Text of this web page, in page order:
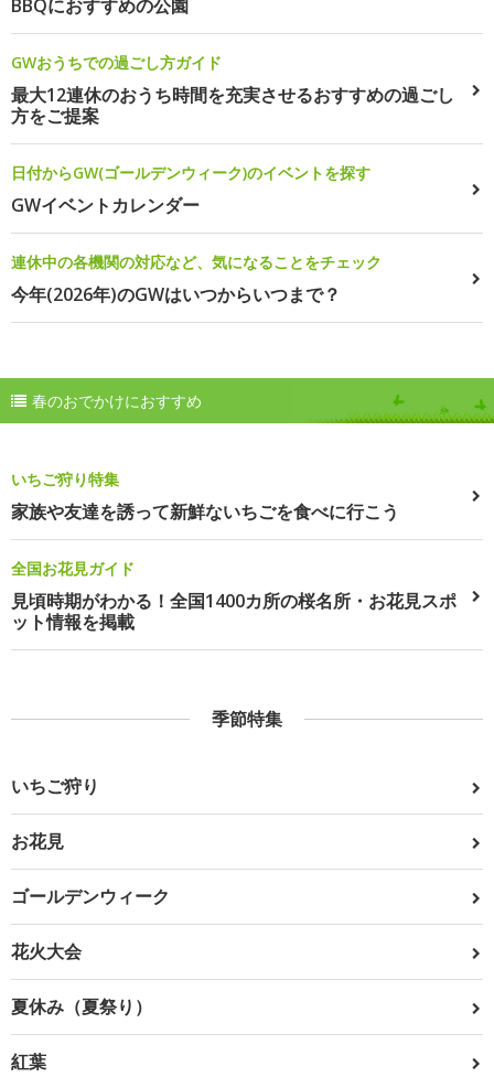
BBQにおすすめの公園
GWおうちでの過ごし方ガイド
最大12連休のおうち時間を充実させるおすすめの過ごし
方をご提案
日付からGW(ゴールデンウィーク)のイベントを探す
GWイベントカレンダー
連休中の各機関の対応など、気になることをチェック
今年(2026年)のGWはいつからいつまで？
春のおでかけにおすすめ
いちご狩り特集
家族や友達を誘って新鮮ないちごを食べに行こう
全国お花見ガイド
見頃時期がわかる！全国1400カ所の桜名所・お花見スポ
ット情報を掲載
季節特集
いちご狩り
お花見
ゴールデンウィーク
花火大会
夏休み（夏祭り）
紅葉